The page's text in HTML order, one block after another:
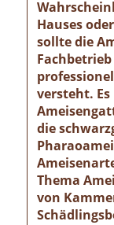
Hauses
sollte die
versteht.
die
Thema
von